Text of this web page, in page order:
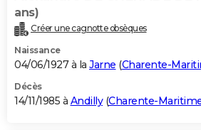
ans)
Créer une cagnotte obsèques
Naissance
04/06/1927 à la Jarne (Charente-
Décès
14/11/1985 à Andilly(Charente-